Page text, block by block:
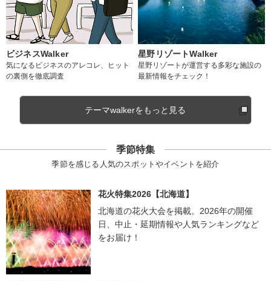
ビジネスWalker
気になるビジネスのアレコレ、ヒット
の裏側を徹底調査
星野リゾートWalker
星野リゾートが運営する多彩な施設の
最新情報をチェック！
テーマwalkerをもっと見る
季節特集
季節を感じる人気のスポットやイベントを紹介
花火特集2026【北海道】
北海道の花火大会を掲載。2026年の開催
日、中止・延期情報や人気ランキングなど
をお届け！